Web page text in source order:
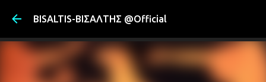
BISALTIS-ΒΙΣΑΛΤΗΣ @Official